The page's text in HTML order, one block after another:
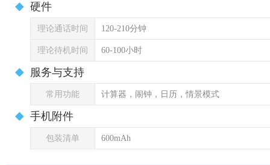
硬件
理论通话时间 120-210分钟
理论待机时间 60-100小时
服务与支持
常用功能 计算器，闹钟，日历，情景模式
手机附件
包装清单 600mAh